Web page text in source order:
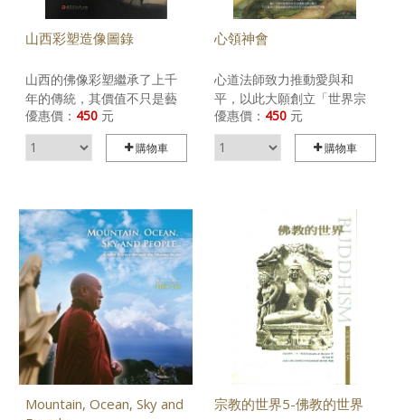
山西彩塑造像圖錄
山西的佛像彩塑繼承了上千
年的傳統，其價值不只是藝
術的創作，更是文化資產的
傳承。本書以詳盡的圖文記
載了世界宗教博物館主辦的
錄。對一座佛像來說，彩繪
完成後，做為崇拜的象徵，
就進入歷史了，經過百年塵
埃才能顯出古物永恆的美
感。本書再現古泥塑的過
程，重現古代泥菩薩誕生的
故事。
優惠價： 450 元
購物車
心領神會
心道法師致力推動愛與和
平，以此大願創立「世界宗
教博物館」。本書首先介紹
心道法師創館的宏願和歷
程，再以展場及館藏物品為
花園，在多元的宗教世界裡
找到屬於自己的心神領會。
本書以博物館的特色，提供
讀者大量參考的資訊，作進
一步研究的素材，該書把世
界宗教的精神性和莊嚴性與
讀者溝通，將博物館展示主
題及內容等資訊完整羅列，
提供給觀眾參觀時的真實情
境。
優惠價： 450元
購物車
Mountain, Ocean, Sky and
宗教的世界5-佛教的世界